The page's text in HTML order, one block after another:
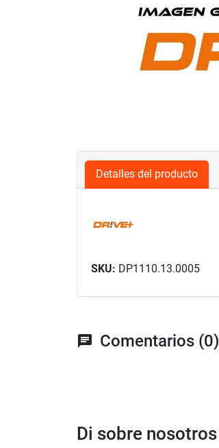
Detalles del producto
SKU: DP1110.13.0005
chat Comentarios (0)
Di sobre nosotros